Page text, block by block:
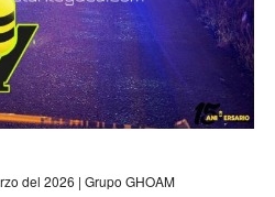
del 2026 | Grupo GHOAM